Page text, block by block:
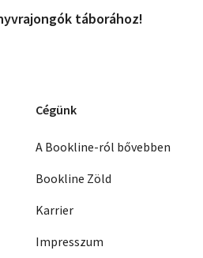
táborához!
Cégünk
A Bookline-ról bővebben
Bookline Zöld
Karrier
Impresszum